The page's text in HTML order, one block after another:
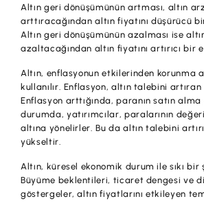
Altın geri dönüşümünün artması, altın
arttıracağından altın fiyatını düşürücü
Altın geri dönüşümünün azalması ise
azaltacağından altın fiyatını artırıcı bir
Altın, enflasyonun etkilerinden korunma
kullanılır. Enflasyon, altın talebini
Enflasyon arttığında, paranın satın alma
durumda, yatırımcılar, paralarının
altına yönelirler. Bu da altın talebini
yükseltir.
Altın, küresel ekonomik durum ile sıkı
Büyüme beklentileri, ticaret dengesi ve
göstergeler, altın fiyatlarını etkileyen